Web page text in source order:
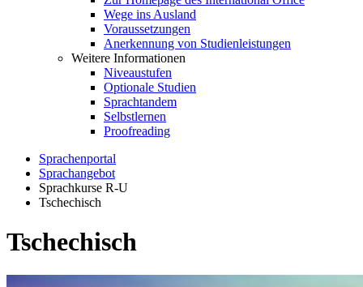
Wege ins Ausland
Voraussetzungen
Anerkennung von Studienleistungen
Weitere Informationen
Niveaustufen
Optionale Studien
Sprachtandem
Selbstlernen
Proofreading
Sprachenportal
Sprachangebot
Sprachkurse R-U
Tschechisch
Tschechisch